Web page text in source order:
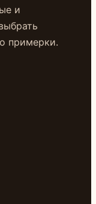
и
примерки.